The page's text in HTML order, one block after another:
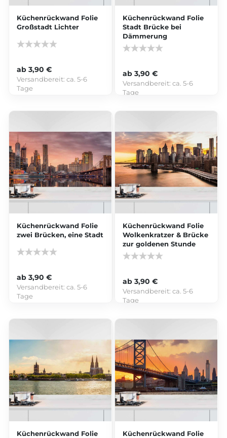
Küchenrückwand Folie
Großstadt Lichter
ab 3,90 €
Versandbereit:ca. 5-6
Tage
Küchenrückwand Folie
Stadt Brücke bei
Dämmerung
ab 3,90 €
Versandbereit:ca. 5-6
Tage
Küchenrückwand Folie
zwei Brücken, eine Stadt
ab 3,90 €
Versandbereit:ca. 5-6
Tage
Küchenrückwand Folie
Wolkenkratzer & Brücke
zur goldenen Stunde
ab 3,90 €
Versandbereit:ca. 5-6
Tage
Küchenrückwand Folie
Küchenrückwand Folie